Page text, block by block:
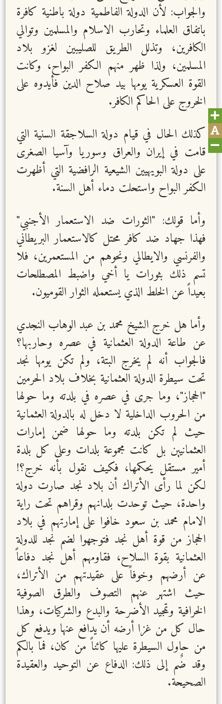
والجواب: لأن الدولة الفاطمية دولة باطنية كافرة
باتفاق العلماء وتحارب الاسلام والمسلمين وتوالي
الكافرين، وتذلل الطريق للصليبين لغزو بلاد
المسلمين، ولذا ظهر منهم الكفر البواح، وكانت
القوة العسكرية يومها بيد صلاح الدين فأيدوه على
الخروج على الحاكم الكافر.
كذلك الحال في قيام دولة السلاجقة السنية التي
قامت في إيران والعراق وسوريا وآسيا الصغرى
على دولة البويهيين الشيعية الرافضية التي أظهرت
الكفر البواح واستحلت دماء أهل السنة.
وأما قولك: "الثورات ضد الاستعمار الأجنبي"
فهذا جهاد ضد كافر محتل كالاستعمار البريطاني
والفرنسي والايطالي ونحوهم من المستعمرين، فلا
تسم ذلك بثورات يا أخي واضبط المصطلحات
بعيداً عن الخلط الذي يستعمله الثوار القوميون.
وأما هل خرج الشيخ محمد بن عبد الوهاب النجدي
عن طاعة الدولة العثمانية في عصره وحاربها؟
فالجواب أنه لم يخرج البتة، ولم تكن يومها نجد
تحت سيطرة الدولة العثمانية بخلاف بلاد الحرمين
"الحجاز"، وما جرى في عصره في بلدته وما حولها
من الحروب الداخلية لا دخل له بالدولة العثمانية
حيث لم تكن بلدته وما حولها ضمن إمارات
العثمانيين بل كانت مجموعة بلدات وعلى كل بلدة
أمير مستقل يحكمها، فكيف نقول بأنه خرج؟!
لكن لما رأى الأتراك أن بلاد نجد صارت دولة
واحدة، حيث توحدت بلدانهم وقراهم تحت راية
الامام محمد بن سعود خافوا على إمارتهم في بلاد
الحجاز من قوة أهل نجد فتوجهوا لضم نجد للدولة
العثمانية بقوة السلاح، فقاومهم أهل نجد دفاعاً
عن أرضهم وخوفاً على عقيدتهم من الأتراك،
حيث اشتهر عنهم التصوف والطرق الصوفية
الخرافية وتمجيد الأضرحة والبدع والشركيات، وهذا
حال كل من غزا أرضه أن يدافع عنها ويدفع كل
من حاول السيطرة عليها كائناً من كان، فما بالكم
وقد ضٌم إلى ذلك: الدفاع عن التوحيد والعقيدة
الصحيحة.